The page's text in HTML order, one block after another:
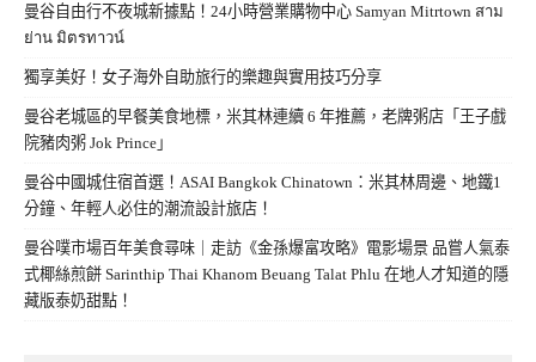
曼谷自由行不夜城新據點！24小時營業購物中心 Samyan Mitrtown สาม
ย่าน มิตรทาวน์
獨享美好！女子海外自助旅行的樂趣與實用技巧分享
曼谷老城區的早餐美食地標，米其林連續 6 年推薦，老牌粥店「王子戲
院豬肉粥 Jok Prince」
曼谷中國城住宿首選！ASAI Bangkok Chinatown：米其林周邊、地鐵1
分鐘、年輕人必住的潮流設計旅店！
曼谷噗市場百年美食尋味｜走訪《金孫爆富攻略》電影場景 品嘗人氣泰
式椰絲煎餅 Sarinthip Thai Khanom Beuang Talat Phlu 在地人才知道的隱
藏版泰奶甜點！